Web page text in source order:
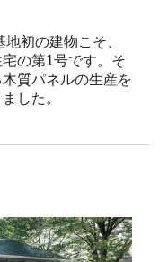
初の建物こそ、
の第1号です。そ
質パネルの生産を
した。